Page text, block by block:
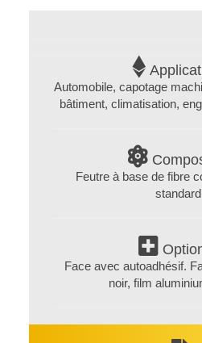
techniques
THERMIQUE
Automobile, capotage
bâtiment, climatisation,
Feutre à base de fibre
Face avec autoadhésif.
noir, film